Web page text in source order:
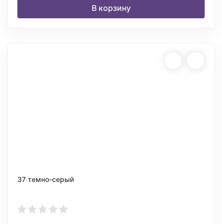
В корзину
37 темно-серый